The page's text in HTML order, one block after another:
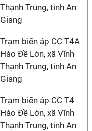
Thạnh Trung, tỉnh An
Giang
Trạm biến áp CC T4A
Hào Đề Lớn, xã Vĩnh
Thạnh Trung, tỉnh An
Giang
Trạm biến áp CC T4
Hào Đề Lớn, xã Vĩnh
Thạnh Trung, tỉnh An